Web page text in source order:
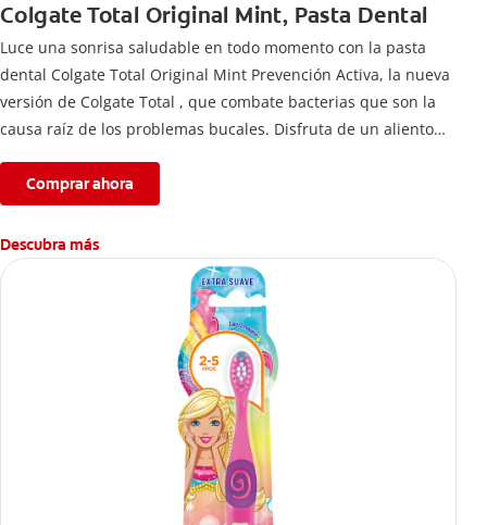
Colgate Total Original Mint, Pasta Dental
Luce una sonrisa saludable en todo momento con la pasta
dental Colgate Total Original Mint Prevención Activa, la nueva
versión de Colgate Total , que combate bacterias que son la
causa raíz de los problemas bucales. Disfruta de un aliento
fórmula con desempeño superior**** de la pasta de dientes
Colgate Total que te ofrece 24 horas** de protección
antibacterial.
****Vs crema dental regular con flúor sin ingrediente
**Con el cepillado 2 veces por día y uso continuo por 4
Comprar ahora
Descubra más